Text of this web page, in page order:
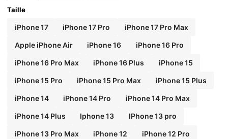
Taille
iPhone 17 iPhone 17 Pro iPhone 17 Pro Max
Apple iPhone Air iPhone 16 iPhone 16 Pro
iPhone 16 Pro Max iPhone 16 Plus iPhone 15
iPhone 15 Pro iPhone 15 Pro Max iPhone 15 Plus
iPhone 14 iPhone 14 Pro iPhone 14 Pro Max
iPhone 14 Plus Iphone 13 IPhone 13 pro
iPhone 13 Pro Max iPhone 12 iPhone 12 Pro